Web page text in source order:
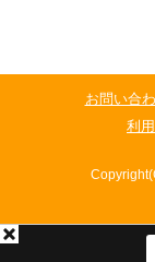
お問い合
利